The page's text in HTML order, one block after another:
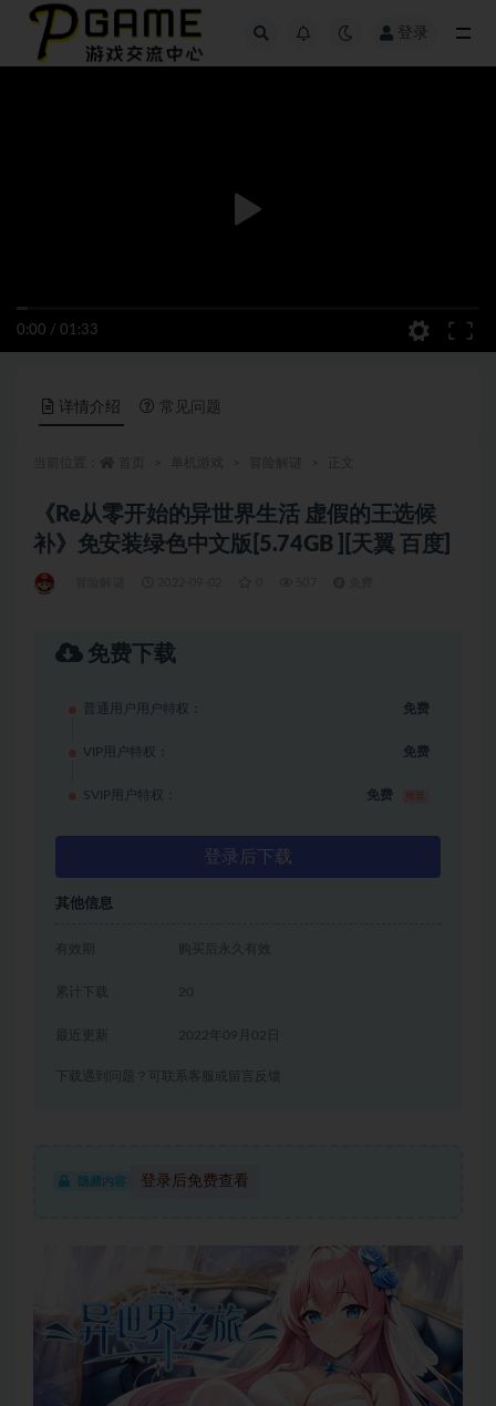
登录
0:00 / 01:33
详情介绍 常见问题
《Re从零开始的异世界生活 虚假的王选候
补》免安装绿色中文版[5.74GB ][天翼 百度]
免费下载
普通用户用户特权： 免费
VIP用户特权： 免费
SVIP用户特权： 免费
登录后下载
其他信息
有效期 购买后永久有效
累计下载 20
2022年09月02日
下载遇到问题？可联系客服或留言反馈
隐藏内容 登录后免费查看
全部